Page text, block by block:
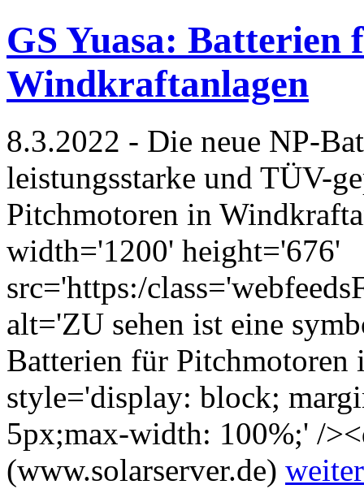
GS Yuasa:
Windkraftanlagen
8.3.2022 - Die neue NP-
leistungsstarke und TÜV-
Pitchmotoren in
width='1200' height='676'
src='https:/
alt='ZU sehen ist eine
Batterien für Pitchmotoren
style='display: block;
5px;max-width: 100%;' /
(www.solarserver.de) weiter